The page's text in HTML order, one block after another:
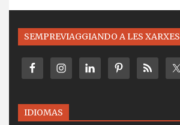
SEMPREVIAGGIANDO A LES XARXES
IDIOMAS